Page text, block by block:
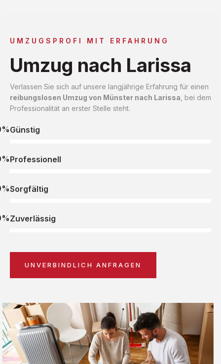
UMZUGSPROFI MIT ERFAHRUNG
Umzug nach Larissa
Verlassen Sie sich auf unsere langjährige Erfahrung für einen
reibungslosen Umzug von Münster nach Larissa , bei dem
Professionalität an erster Stelle steht.
Günstig
Professionell
Sorgfältig
Zuverlässig
UNVERBINDLICH ANFRAGEN